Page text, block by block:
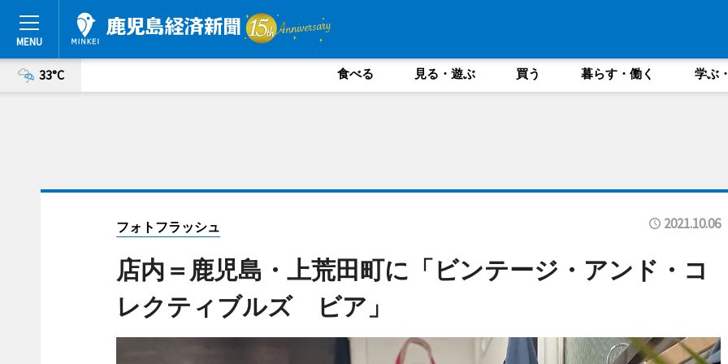
33°C 食べる 見る・遊ぶ 買う 暮らす・働く 学ぶ
フォトフラッシュ 2021.10.06
店内＝鹿児島・上荒田町に「ビンテージ・アンド・コ
レクティブルズ ビア」